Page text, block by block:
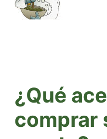
¿Qué
comprar